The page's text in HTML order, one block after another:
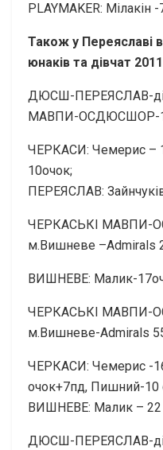
PLAYMAKER: Мілакін
Також у Переяславі
юнаків та дівчат
ДЮСШ-ПЕРЕЯСЛАВ-
МАВПИ-ОСДЮСШОР-1
ЧЕРКАСИ: Чемерис –
10очок;
ПЕРЕЯСЛАВ:
ЧЕРКАСЬКІ МАВПИ-
м.Вишневе –Admirals
ВИШНЕВЕ: Малик-
ЧЕРКАСЬКІ МАВПИ-
м.Вишневе-Admirals
ЧЕРКАСИ: Чемерис -
очок+7пд, Пишний-10
ВИШНЕВЕ: Малик – 22
ДЮСШ-ПЕРЕЯСЛАВ-